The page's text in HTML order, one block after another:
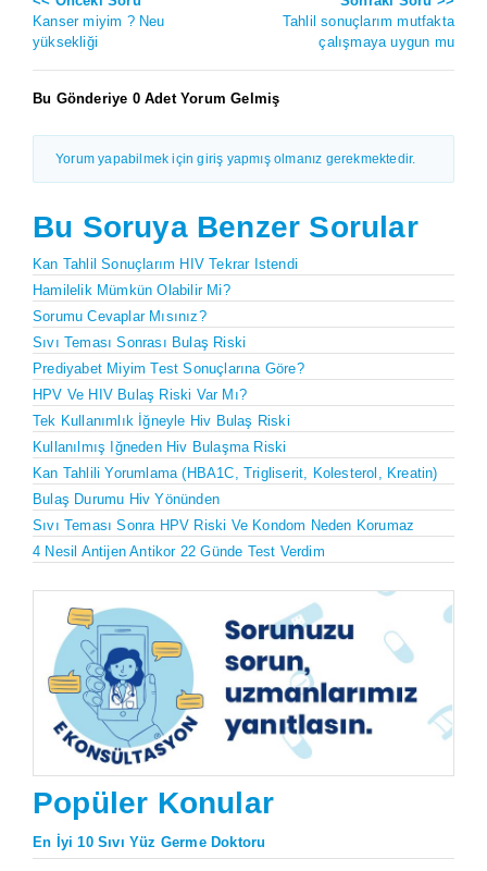
Kanser miyim ? Neu
yüksekliği
Tahlil sonuçlarım mutfakta
çalışmaya uygun mu
Bu Gönderiye 0 Adet Yorum Gelmiş
Yorum yapabilmek için giriş yapmış olmanız gerekmektedir.
Bu Soruya Benzer Sorular
Kan Tahlil Sonuçlarım HIV Tekrar Istendi
Hamilelik Mümkün Olabilir Mi?
Sorumu Cevaplar Mısınız?
Sıvı Teması Sonrası Bulaş Riski
Prediyabet Miyim Test Sonuçlarına Göre?
HPV Ve HIV Bulaş Riski Var Mı?
Tek Kullanımlık İğneyle Hiv Bulaş Riski
Kullanılmış Iğneden Hiv Bulaşma Riski
Kan Tahlili Yorumlama (HBA1C, Trigliserit, Kolesterol, Kreatin)
Bulaş Durumu Hiv Yönünden
Sıvı Teması Sonra HPV Riski Ve Kondom Neden Korumaz
4 Nesil Antijen Antikor 22 Günde Test Verdim
Popüler Konular
En İyi 10 Sıvı Yüz Germe Doktoru